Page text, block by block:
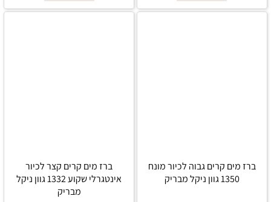
ברז מים קרים גבוה לכיור מונח
1350 גוון ניקל מבריק
ברז מים קרים קצר לכיור
אינטגרלי שקוע 1332 גוון ניקל
מבריק